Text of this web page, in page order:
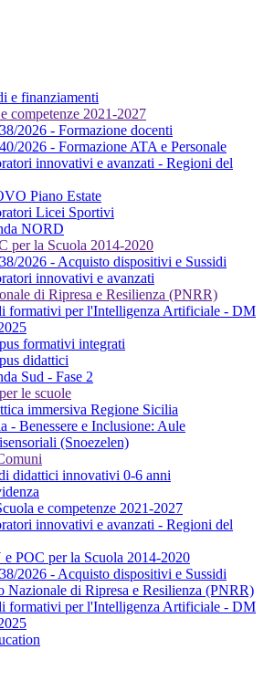
e finanziamenti
competenze 2021-2027
2026 - Formazione docenti
2026 - Formazione ATA e Personale
innovativi e avanzati - Regioni del
Piano Estate
Licei Sportivi
NORD
per la Scuola 2014-2020
2026 - Acquisto dispositivi e Sussidi
innovativi e avanzati
di Ripresa e Resilienza (PNRR)
formativi per l'Intelligenza Artificiale - DM
formativi integrati
didattici
Sud - Fase 2
le scuole
immersiva Regione Sicilia
- Benessere e Inclusione: Aule
(Snoezelen)
didattici innovativi 0-6 anni
e competenze 2021-2027
innovativi e avanzati - Regioni del
e POC per la Scuola 2014-2020
2026 - Acquisto dispositivi e Sussidi
Nazionale di Ripresa e Resilienza (PNRR)
formativi per l'Intelligenza Artificiale - DM